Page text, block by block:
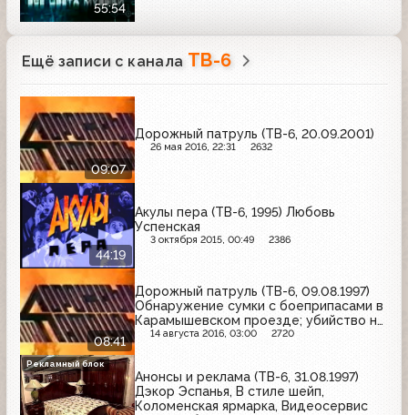
55:54
Ещё записи с канала ТВ-6
09:07
Дорожный патруль (ТВ-6, 20.09.2001)
26 мая 2016, 22:31 2632
44:19
Акулы пера (ТВ-6, 1995) Любовь
Успенская
3 октября 2015, 00:49 2386
08:41
Дорожный патруль (ТВ-6, 09.08.1997)
Обнаружение сумки с боеприпасами в
Карамышевском проезде; убийство на
Балаклавском проспекте
14 августа 2016, 03:00 2720
Анонсы и реклама (ТВ-6, 31.08.1997)
Дэкор Эспанья, В стиле шейп,
Коломенская ярмарка, Видеосервис
Рекламный блок